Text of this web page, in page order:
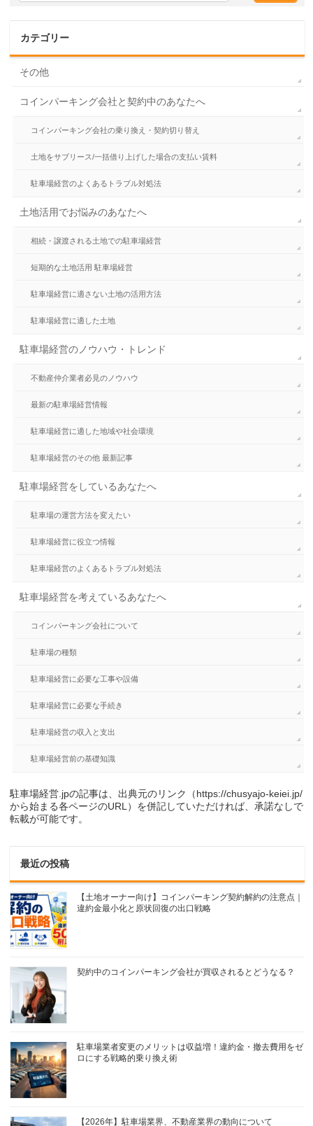
カテゴリー
その他
コインパーキング会社と契約中のあなたへ
コインパーキング会社の乗り換え・契約切り替え
土地をサブリース/一括借り上げした場合の支払い賃料
駐車場経営のよくあるトラブル対処法
土地活用でお悩みのあなたへ
相続・譲渡される土地での駐車場経営
短期的な土地活用 駐車場経営
駐車場経営に適さない土地の活用方法
駐車場経営に適した土地
駐車場経営のノウハウ・トレンド
不動産仲介業者必見のノウハウ
最新の駐車場経営情報
駐車場経営に適した地域や社会環境
駐車場経営のその他 最新記事
駐車場経営をしているあなたへ
駐車場の運営方法を変えたい
駐車場経営に役立つ情報
駐車場経営のよくあるトラブル対処法
駐車場経営を考えているあなたへ
コインパーキング会社について
駐車場の種類
駐車場経営に必要な工事や設備
駐車場経営に必要な手続き
駐車場経営の収入と支出
駐車場経営前の基礎知識
駐車場経営.jpの記事は、出典元のリンク（https://chusyajo-keiei.jp/
から始まる各ページのURL）を併記していただければ、承諾なしで
転載が可能です。
最近の投稿
【土地オーナー向け】コインパーキング契約解約の注意点｜
違約金最小化と原状回復の出口戦略
契約中のコインパーキング会社が買収されるとどうなる？
駐車場業者変更のメリットは収益増！違約金・撤去費用をゼ
ロにする戦略的乗り換え術
【2026年】駐車場業界、不動産業界の動向について